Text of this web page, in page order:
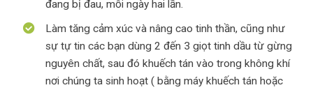
đang bị đau, mỗi ngày hai lần.
Làm tăng cảm xúc và nâng cao tinh thần, cũng như
sự tự tin các bạn dùng 2 đến 3 giọt tinh dầu từ gừng
nguyên chất, sau đó khuếch tán vào trong không khí
nơi chúng ta sinh hoạt ( bằng máy khuếch tán hoặc